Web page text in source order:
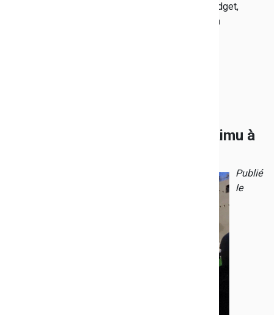
l'organisation, d'une gestion autonome pour le budget,
l'élaboration des menus, l'achat des denrées et la
Visite de chantier du collège Raimu à
Publié
le